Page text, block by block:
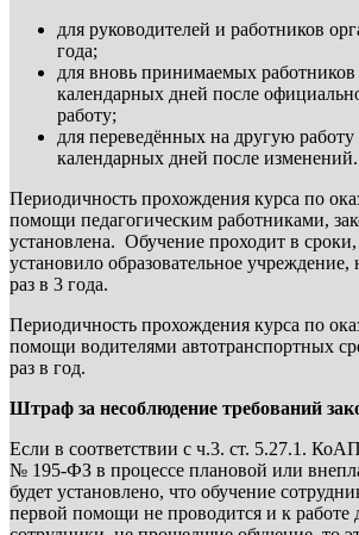
для руководителей и работников
года;
для вновь принимаемых
календарных дней после
работу;
для переведённых на другую
календарных дней после изменений.
Периодичность прохождения курса по
помощи педагогическим работниками,
установлена. Обучение проходит в
установило образовательное учреждение,
раз в 3 года.
Периодичность прохождения курса по
помощи водителями автотранспортных
раз в год.
Штраф за несоблюдение требований
Если в соответствии с ч.3. ст. 5.27.1.
№ 195-ФЗ в процессе плановой или
будет установлено, что обучение
первой помощи не проводится и к